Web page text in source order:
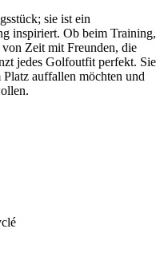
sie ist ein
inspiriert. Ob beim Training,
Zeit mit Freunden, die
jedes Golfoutfit perfekt. Sie
auffallen möchten und